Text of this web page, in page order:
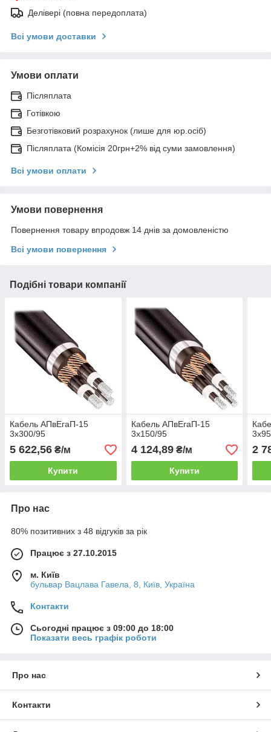
Делівері (повна передоплата)
Всі умови доставки
Умови оплати
Післяплата
Готівкою
Безготівковий розрахунок (лише для юр.осіб)
Післяплата (Комісія 20грн+2% від суми замовлення)
Всі умови оплати
Умови повернення
Повернення товару впродовж 14 днів за домовленістю
Всі умови повернення
Подібні товари компанії
Кабель АПвЕгаП‑15
3х300/95
5 622,56 ₴/м
Купити
Кабель АПвЕгаП‑15
3х150/95
4 124,89₴/м
Купити
2
Про нас
80% позитивних з 48 відгуків за рік
Працює з 27.10.2015
м. Київ
бульвар Вацлава Гавела, 8, Київ, Україна
Контакти
Сьогодні працює з 09:00 до 18:00
Показати весь графік роботи
Про нас
Контакти